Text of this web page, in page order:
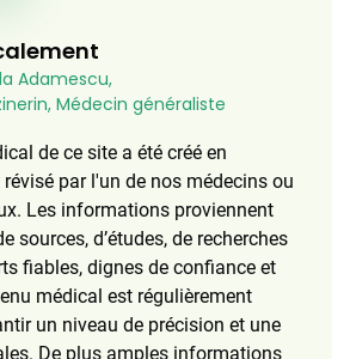
Adamescu,
Médecin généraliste
de ce site a été créé en
par l'un de nos médecins ou
Les informations proviennent
sources, d’études, de recherches
fiables, dignes de confiance et
médical est régulièrement
un niveau de précision et une
De plus amples informations